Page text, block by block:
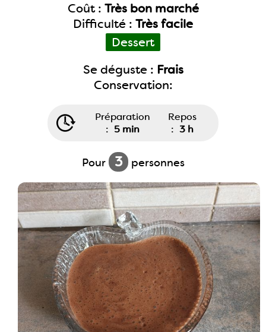
Coût : Très bon marché
Difficulté : Très facile
Dessert
Se déguste : Frais
Conservation:
Préparation
: 5 min
Repos
: 3 h
Pour 3 personnes